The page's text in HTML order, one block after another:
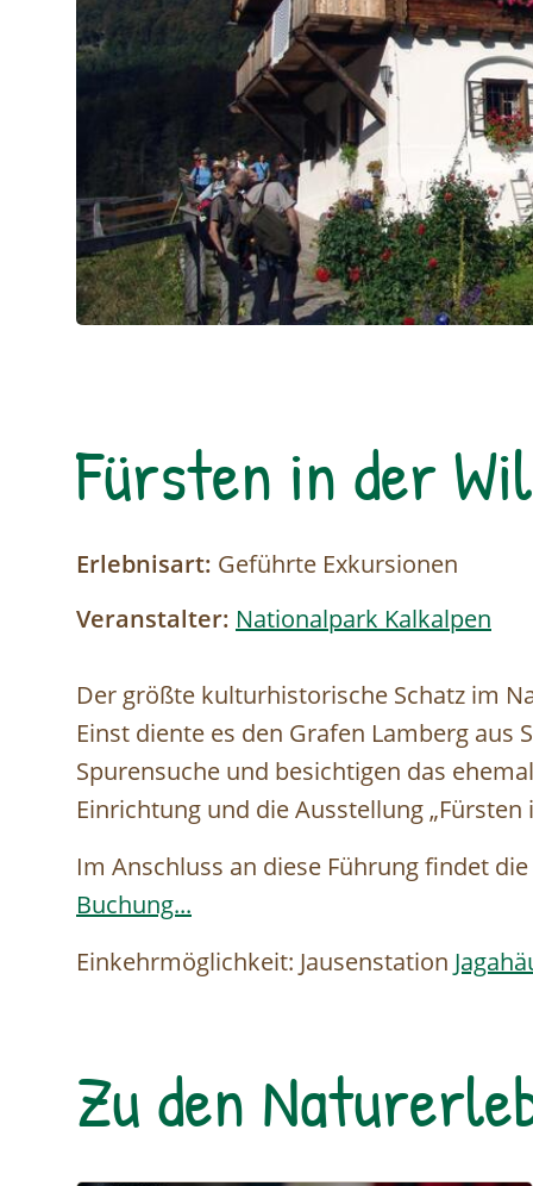
Fürsten in der
Erlebnisart: Geführte Exkursionen
Veranstalter: Nationalpark Kalkalpen
Der größte kulturhistorische Schatz im
Einst diente es den Grafen Lamberg aus
Spurensuche und besichtigen das
Einrichtung und die Ausstellung „Fürsten
Im Anschluss an diese Führung findet die
Buchung...
Einkehrmöglichkeit: Jausenstation
Zu den